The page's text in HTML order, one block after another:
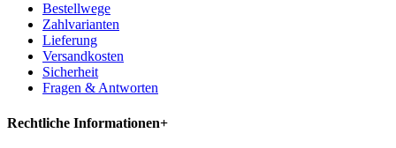
Bestellwege
Zahlvarianten
Lieferung
Versandkosten
Sicherheit
Fragen & Antworten
Rechtliche Informationen+